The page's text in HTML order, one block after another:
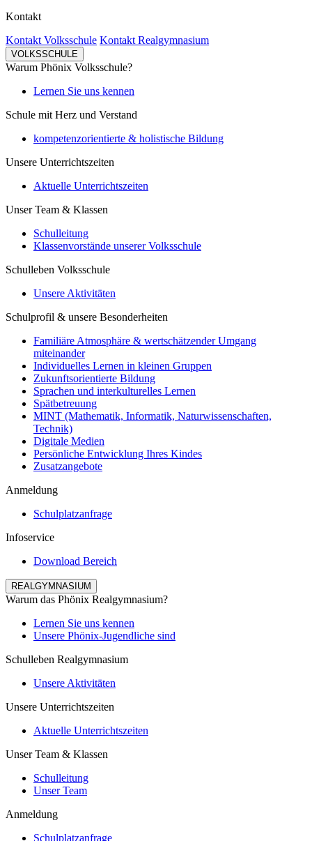
Kontakt
Kontakt Volksschule Kontakt Realgymnasium
VOLKSSCHULE
Warum Phönix Volksschule?
Lernen Sie uns kennen
Schule mit Herz und Verstand
kompetenzorientierte & holistische Bildung
Unsere Unterrichtszeiten
Aktuelle Unterrichtszeiten
Unser Team & Klassen
Schulleitung
Klassenvorstände unserer Volksschule
Schulleben Volksschule
Unsere Aktivitäten
Schulprofil & unsere Besonderheiten
Familiäre Atmosphäre & wertschätzender Umgang
miteinander
Individuelles Lernen in kleinen Gruppen
Zukunftsorientierte Bildung
Sprachen und interkulturelles Lernen
Spätbetreuung
MINT (Mathematik, Informatik, Naturwissenschaften,
Technik)
Digitale Medien
Persönliche Entwicklung Ihres Kindes
Zusatzangebote
Anmeldung
Schulplatzanfrage
Infoservice
Download Bereich
REALGYMNASIUM
Warum das Phönix Realgymnasium?
Lernen Sie uns kennen
Unsere Phönix-Jugendliche sind
Schulleben Realgymnasium
Unsere Aktivitäten
Unsere Unterrichtszeiten
Aktuelle Unterrichtszeiten
Unser Team & Klassen
Schulleitung
Unser Team
Anmeldung
Schulplatzanfrage